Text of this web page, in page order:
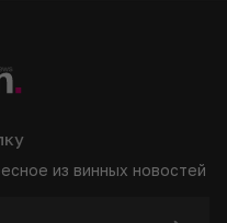
из винных новостей